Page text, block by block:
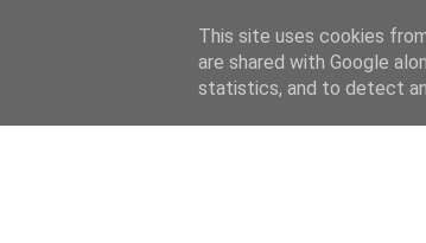
This site uses cookies
are shared with Google
statistics, and to detect